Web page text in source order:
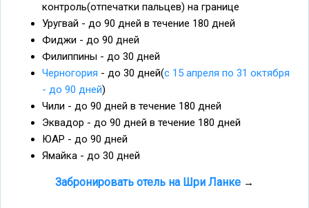
контроль(отпечатки пальцев) на границе
Уругвай - до 90 дней в течение 180 дней
Фиджи - до 90 дней
Филиппины - до 30 дней
Черногория - до 30 дней(с 15 апреля по 31 октября
- до 90 дней)
Чили - до 90 дней в течение 180 дней
Эквадор - до 90 дней в течение 180 дней
ЮАР - до 90 дней
Ямайка - до 30 дней
Забронировать отель на Шри Ланке →